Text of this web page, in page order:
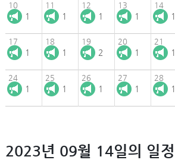
10
1
11
1
12
1
13
1
14
1
17
1
18
1
19
2
20
1
21
1
24
1
25
1
26
1
27
1
28
1
2023년 09월 14일의 일정